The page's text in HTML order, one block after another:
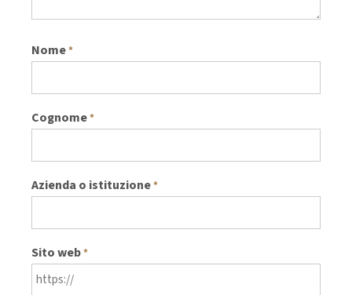
Nome*
Cognome*
Azienda o istituzione*
Sito web*